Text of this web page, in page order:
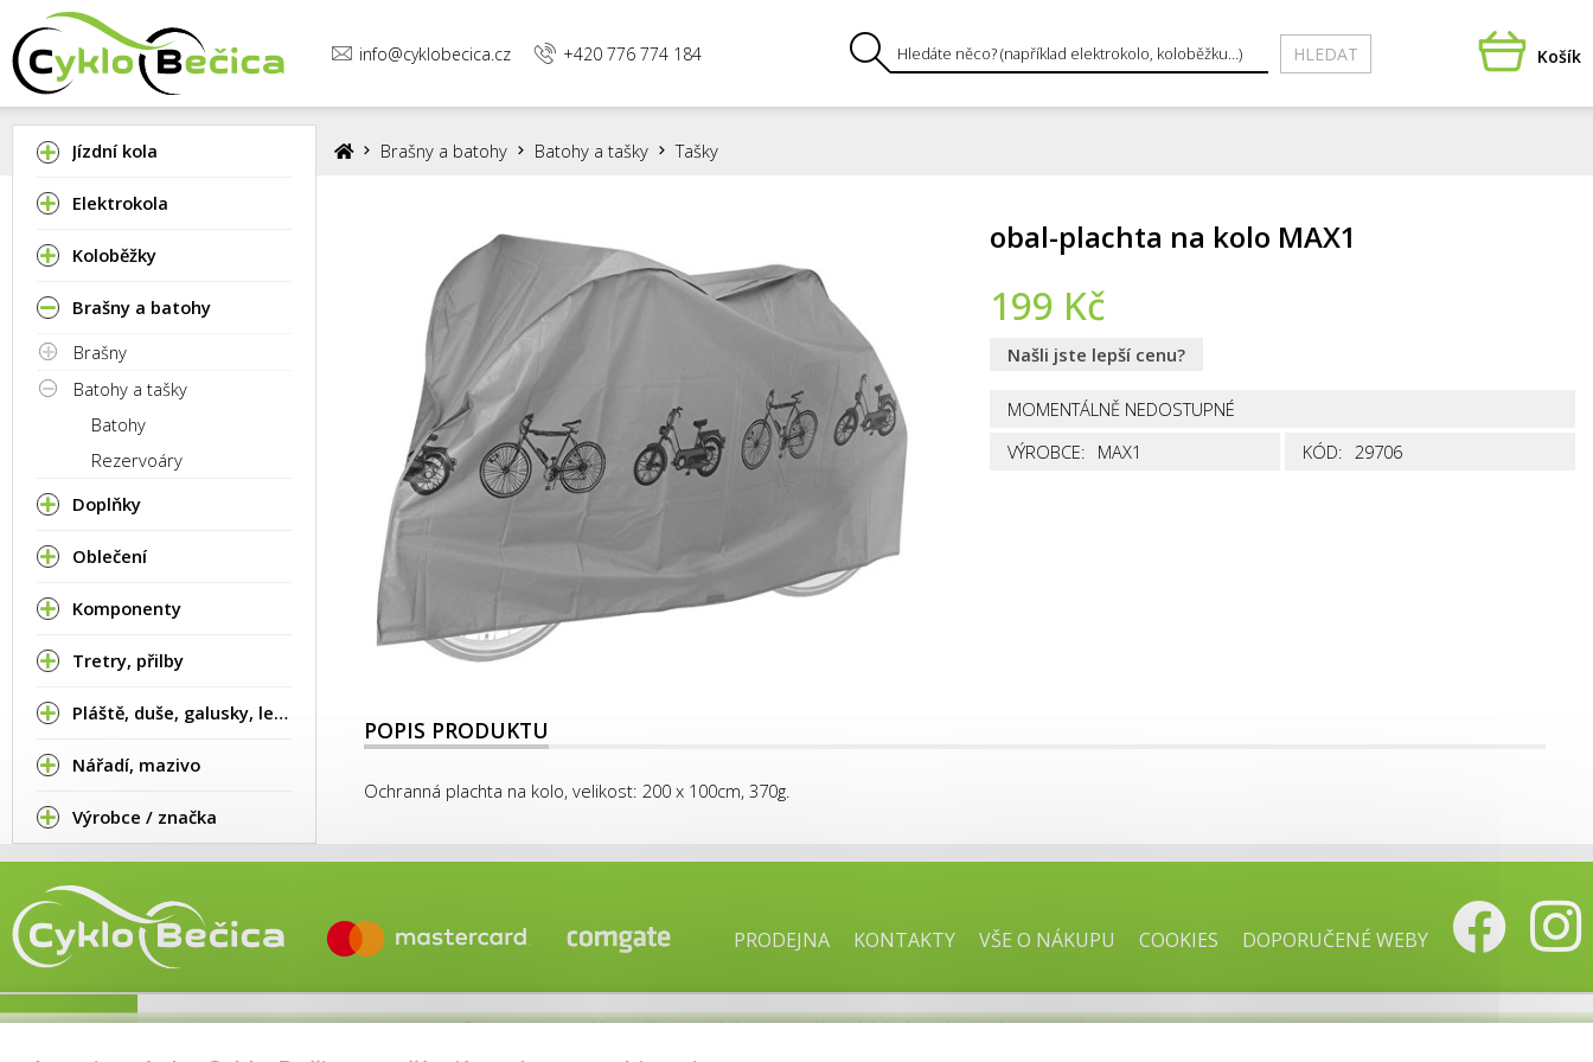
info@cyklobecica.cz +420 776 774 184 HLEDAT Košík
Jízdní kola
Elektrokola
Koloběžky
Brašny a batohy
Brašny
Batohy a tašky
Batohy
Rezervoáry
Doplňky
Oblečení
Komponenty
Tretry, přilby
Pláště, duše, galusky, lepení
Nářadí, mazivo
Výrobce / značka
Brašny a batohy Batohy a tašky Tašky
obal-plachta na kolo MAX1
199 Kč
Našli jste lepší cenu?
MOMENTÁLNĚ NEDOSTUPNÉ
VÝROBCE: MAX1 KÓD: 29706
POPIS PRODUKTU
Ochranná plachta na kolo, velikost: 200 x 100cm, 370g.
PRODEJNA KONTAKTY VŠE O NÁKUPU COOKIES DOPORUČENÉ WEBY
© 2015–2026Cyklo Bečica, prodej a servis jízdních kol. E-shop od uniqDesign.cz!